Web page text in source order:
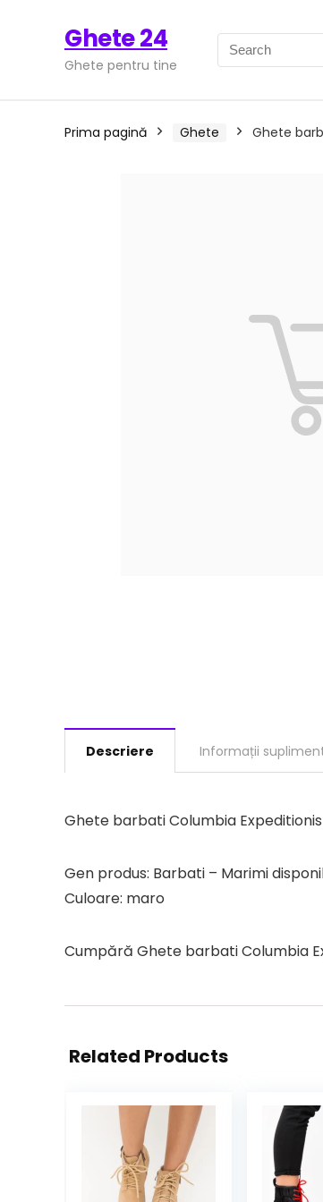
Ghete 24
Ghete pentru tine
Prima pagină Ghete Ghete
Descriere Informații
Ghete barbati Columbia
Gen produs: Barbati – Marimi
Culoare: maro
Cumpără Ghete barbati Columbia
Related Products